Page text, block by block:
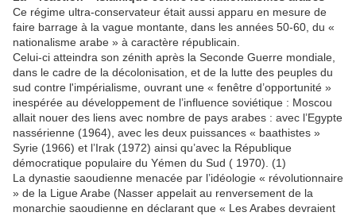
Ce régime ultra-conservateur était aussi apparu en mesure de
faire barrage à la vague montante, dans les années 50-60, du «
nationalisme arabe » à caractère républicain.
Celui-ci atteindra son zénith après la Seconde Guerre mondiale,
dans le cadre de la décolonisation, et de la lutte des peuples du
sud contre l'impérialisme, ouvrant une « fenêtre d’opportunité »
inespérée au développement de l’influence soviétique : Moscou
allait nouer des liens avec nombre de pays arabes : avec l’Egypte
nassérienne (1964), avec les deux puissances « baathistes »
Syrie (1966) et l’Irak (1972) ainsi qu’avec la République
démocratique populaire du Yémen du Sud ( 1970). (1)
La dynastie saoudienne menacée par l’idéologie « révolutionnaire
» de la Ligue Arabe (Nasser appelait au renversement de la
monarchie saoudienne en déclarant que « Les Arabes devraient